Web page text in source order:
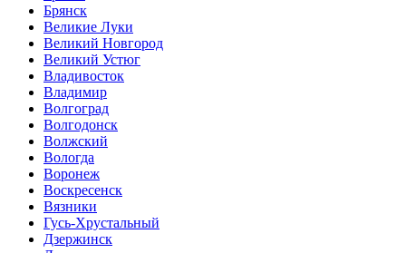
Брянск
Великие Луки
Великий Новгород
Великий Устюг
Владивосток
Владимир
Волгоград
Волгодонск
Волжский
Вологда
Воронеж
Воскресенск
Вязники
Гусь-Хрустальный
Дзержинск